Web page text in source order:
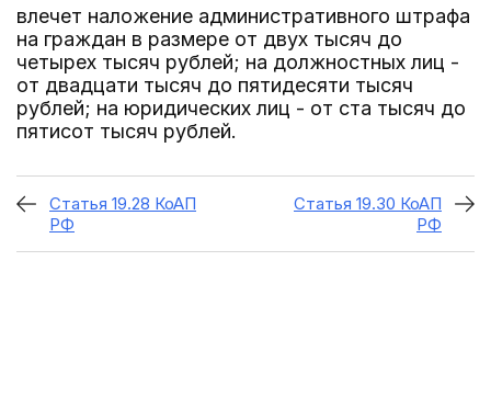
влечет наложение административного штрафа
на граждан в размере от двух тысяч до
четырех тысяч рублей; на должностных лиц -
от двадцати тысяч до пятидесяти тысяч
рублей; на юридических лиц - от ста тысяч до
пятисот тысяч рублей.
Статья 19.28 КоАП
РФ
Статья 19.30 КоАП
РФ